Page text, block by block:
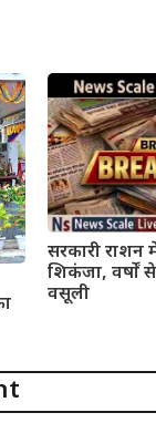
सरकारी राशन
शिकंजा, वर्षों
वसूली